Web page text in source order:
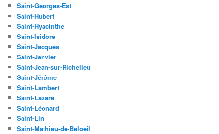
Saint-Georges-Est
Saint-Hubert
Saint-Hyacinthe
Saint-Isidore
Saint-Jacques
Saint-Janvier
Saint-Jean-sur-Richelieu
Saint-Jérôme
Saint-Lambert
Saint-Lazare
Saint-Léonard
Saint-Lin
Saint-Mathieu-de-Beloeil